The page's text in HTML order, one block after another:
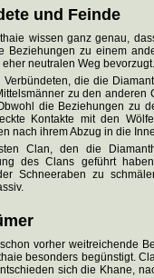
und Feinde
wissen ganz genau,
Beziehungen zu einem
neutralen Weg
Verbündeten, die die
zu den anderen
die Beziehungen zu
Kontakte mit den
nach ihrem Abzug in die
Clan, den die
des Clans geführt
Schneeraben zu
vorher weitreichende
besonders begünstigt.
sich die Khane,